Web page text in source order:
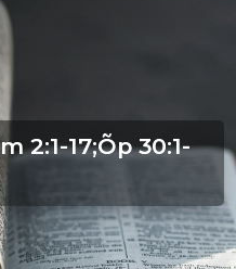
2:1-17;Õp 30:1-